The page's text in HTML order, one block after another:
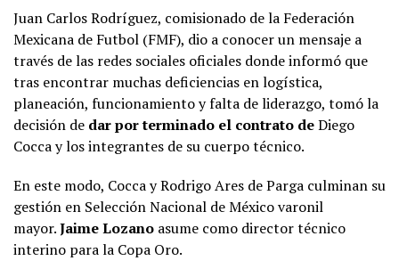
Juan Carlos Rodríguez, comisionado de la Federación
Mexicana de Futbol (FMF), dio a conocer un mensaje a
través de las redes sociales oficiales donde informó que
tras encontrar muchas deficiencias en logística,
planeación, funcionamiento y falta de liderazgo, tomó la
decisión de dar por terminado el contrato deDiego
Cocca y los integrantes de su cuerpo técnico.
En este modo, Cocca y Rodrigo Ares de Parga culminan su
gestión en Selección Nacional de México varonil
mayor.Jaime Lozano asume como director técnico
interino para la Copa Oro.